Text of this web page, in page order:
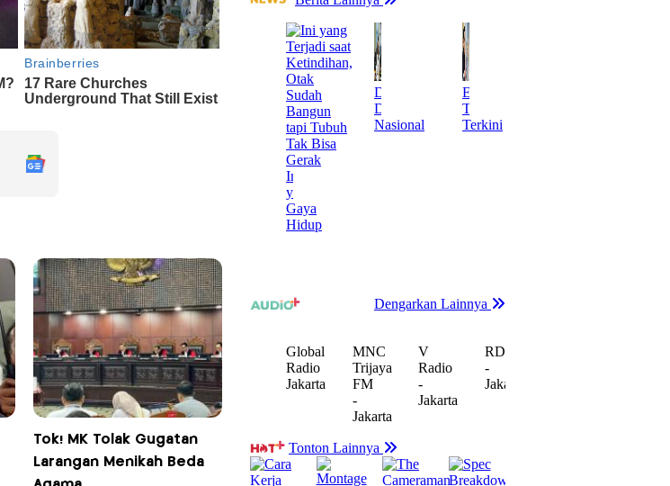
Tok! MK Tolak Gugatan
Larangan Menikah Beda